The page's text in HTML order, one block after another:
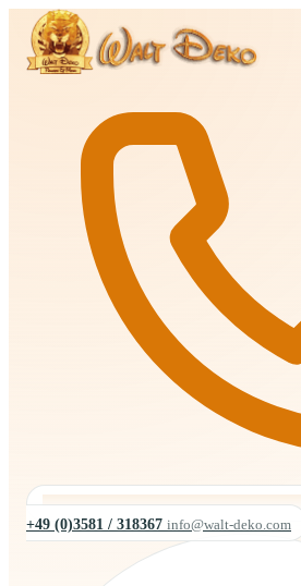
+49 (0)3581 / 318367 info@walt-deko.com